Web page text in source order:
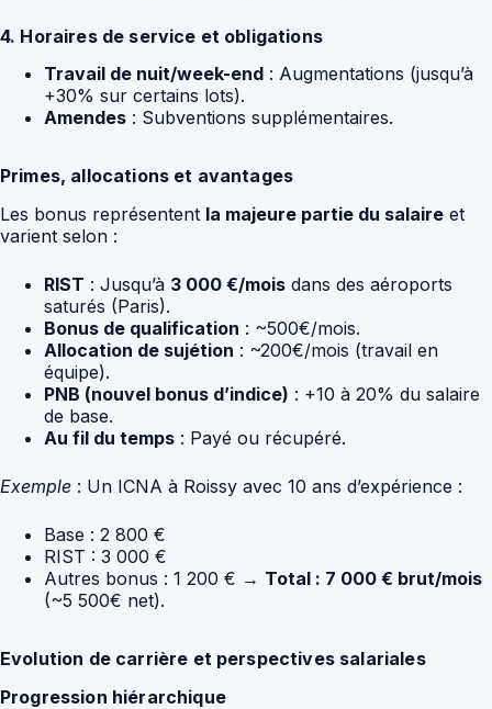
4. Horaires de service et obligations
Travail de nuit/week-end : Augmentations (jusqu’à
+30% sur certains lots).
Amendes : Subventions supplémentaires.
Primes, allocations et avantages
Les bonus représentent la majeure partie du salaire et
varient selon :
RIST : Jusqu’à 3 000 €/mois dans des aéroports
saturés (Paris).
Bonus de qualification : ~500€/mois.
Allocation de sujétion : ~200€/mois (travail en
équipe).
PNB (nouvel bonus d’indice) : +10 à 20% du salaire
de base.
Au fil du temps : Payé ou récupéré.
Exemple : Un ICNA à Roissy avec 10 ans d’expérience :
Base : 2 800 €
RIST : 3 000 €
Autres bonus : 1 200 € → Total : 7 000 € brut/mois
(~5 500€ net).
Evolution de carrière et perspectives salariales
Progression hiérarchique